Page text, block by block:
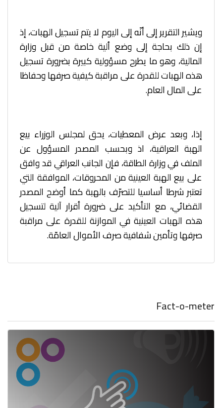
ويشير التقرير إلى أنّه إلى اليوم لا يتم تسجيل الهبات، إذ
إن ذلك بحاجة إلى وضع ألية خاصة من قبل وزارة
المالية، وهو ما يطرح مسؤولية كبيرة بضرورة تسجيل
هذه الهبات للقدرة على مراقبة كيفية صرفها وحفاظا
على المال العام.
إذا، وبعد عرض المعطيات، يحق لمجلس الوزراء بيع
الهبة العراقية، اذ وبحسب المصدر المسؤول عن
الملف في وزارة الطاقة، فإن الجانب العراقي قد وافق
على بيع الهبة العينية من المحروقات، الموافقة التي
تعتبر شرطا أساسيا للتصرّف بالهبة كما أوضح المصدر
القضائي، مع التأكيد على ضرورة أقرار آلية لتسجيل
هذه الهبات العينية في الموازنة للقدرة على مراقبة
صرفها وتأمين شفافية صرف الأموال العامّة.
Fact-o-meter